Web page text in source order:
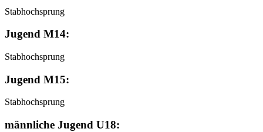
Stabhochsprung
Jugend M14:
Stabhochsprung
Jugend M15:
Stabhochsprung
männliche Jugend U18: